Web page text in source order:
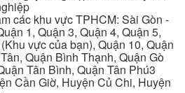
các khu vực TPHCM: Sài Gòn -
1, Quận 3, Quận 4, Quận 5,
vực của bạn), Quận 10, Quận
Quận Bình Thạnh, Quận Gò
Tân Bình, Quận Tân Phú3
Cần Giờ, Huyện Củ Chi, Huyện